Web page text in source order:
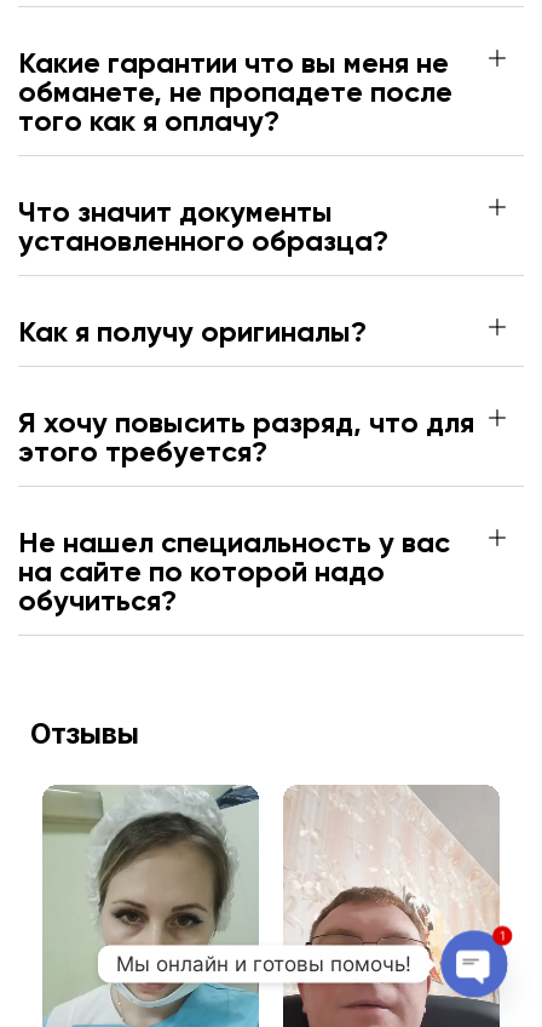
Какие гарантии что вы меня не
обманете, не пропадете после
того как я оплачу?
Что значит документы
установленного образца?
Как я получу оригиналы?
Я хочу повысить разряд, что для
этого требуется?
Не нашел специальность у вас
на сайте по которой надо
обучиться?
Отзывы
Мы онлайн и готовы помочь!
Open
1